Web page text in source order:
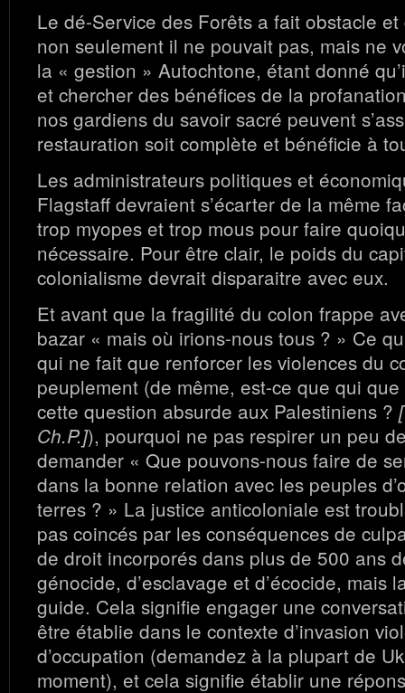
Le dé-Service des Forêts a fait obstacle
non seulement il ne pouvait pas, mais ne
la « gestion » Autochtone, étant donné
et chercher des bénéfices de la
nos gardiens du savoir sacré peuvent
restauration soit complète et bénéficie à
Les administrateurs politiques et
Flagstaff devraient s’écarter de la même
trop myopes et trop mous pour faire
nécessaire. Pour être clair, le poids du
colonialisme devrait disparaitre avec eux.
Et avant que la fragilité du colon frappe
bazar « mais où irions-nous tous ? » Ce
qui ne fait que renforcer les violences du
peuplement (de même, est-ce que qui
cette question absurde aux Palestiniens ?
Ch.P.]), pourquoi ne pas respirer un peu
demander « Que pouvons-nous faire de
dans la bonne relation avec les peuples
terres ? » La justice anticoloniale est
pas coincés par les conséquences de
de droit incorporés dans plus de 500 ans
génocide, d’esclavage et d’écocide, mais
guide. Cela signifie engager une
être établie dans le contexte d’invasion
d’occupation (demandez à la plupart de
moment), et cela signifie établir une